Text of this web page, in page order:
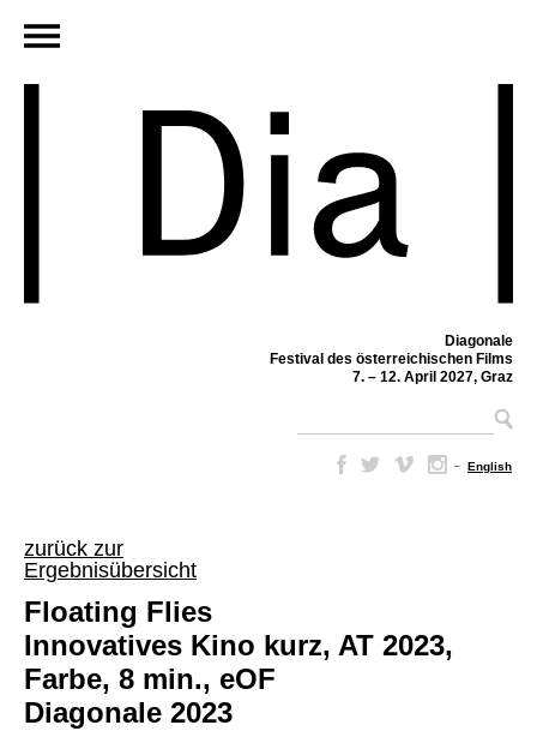
Diagonale
Festival des österreichischen Films
7. – 12. April 2027, Graz
– English
zurück zur
Ergebnisübersicht
Floating Flies
Innovatives Kino kurz, AT 2023,
Farbe, 8 min., eOF
Diagonale 2023